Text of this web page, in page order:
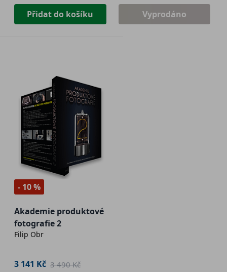
Přidat do košíku Vyprodáno
- 10 %
Akademie produktové
fotografie 2
Filip Obr
3 141 Kč 3 490 Kč